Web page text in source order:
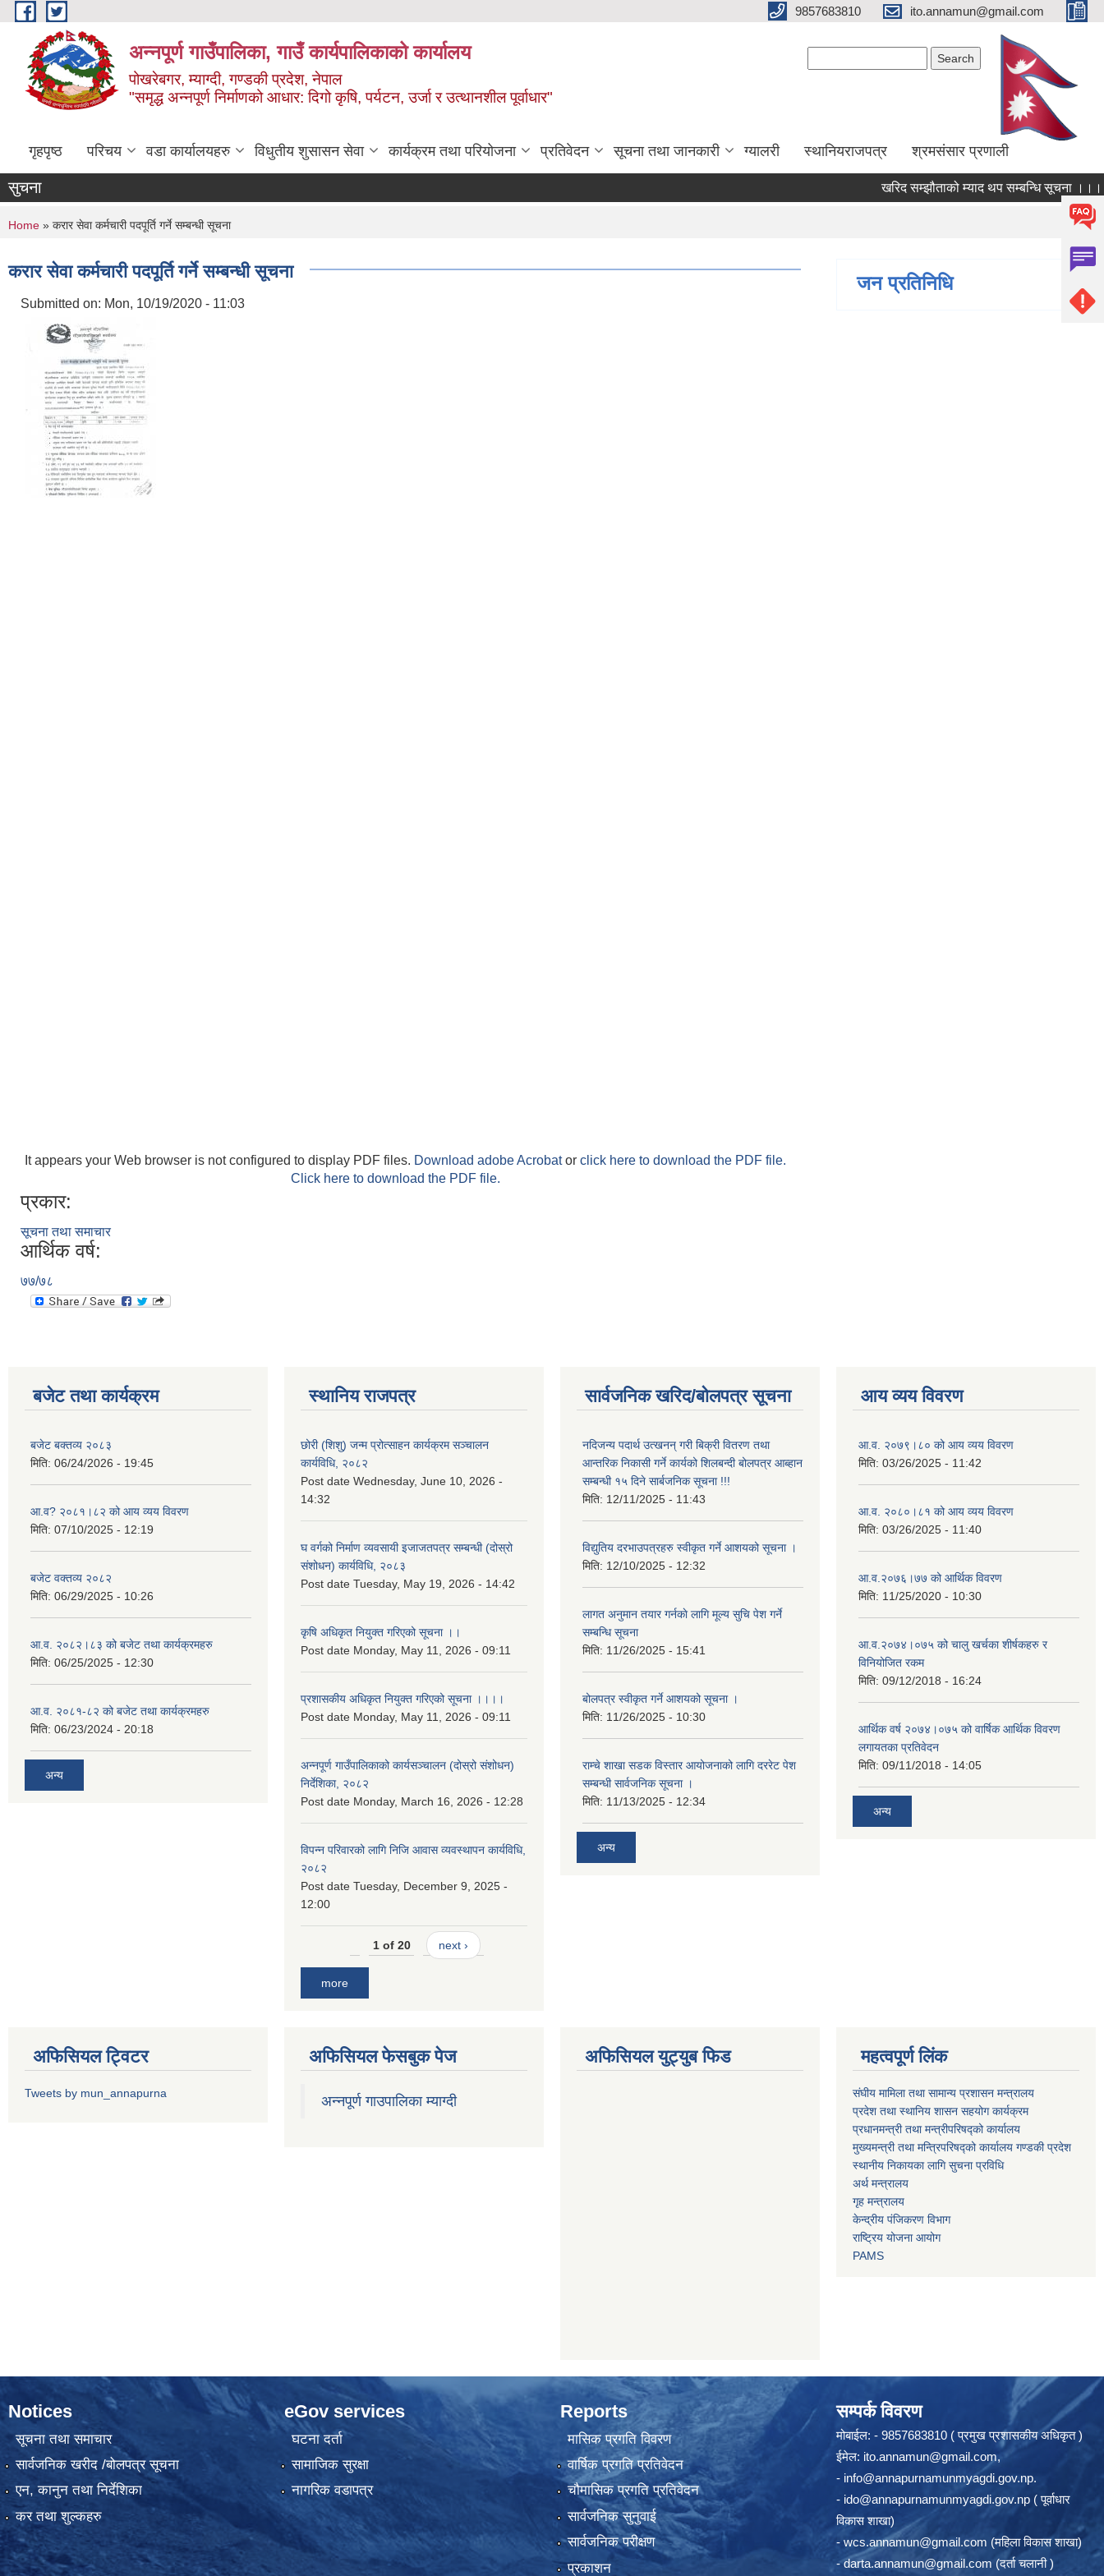
Skip to main content 9857683810 ito.annamun@gmail.com
अन्‍नपूर्ण गाउँपालिका, गाउँ कार्यपालिकाको कार्यालय
पोखरेबगर, म्याग्दी, गण्डकी प्रदेश, नेपाल
"समृद्ध अन्‍नपूर्ण निर्माणको आधार: दिगो कृषि, पर्यटन, उर्जा र उत्थानशील पूर्वाधार"
गृहपृष्ठ परिचय वडा कार्यालयहरु विधुतीय शुसासन सेवा कार्यक्रम तथा परियोजना प्रतिवेदन सूचना तथा जानकारी ग्यालरी स्थानियराजपत्र श्रमसंसार प्रणाली
सुचना खरिद सम्झौताको म्याद थप सम्बन्धि सूचना ।।।
You are here
Home » करार सेवा कर्मचारी पदपूर्ति गर्ने सम्बन्धी सूचना
करार सेवा कर्मचारी पदपूर्ति गर्ने सम्बन्धी सूचना
Submitted on: Mon, 10/19/2020 - 11:03
It appears your Web browser is not configured to display PDF files. Download adobe Acrobator click here to download the PDF file.
Click here to download the PDF file.
प्रकार:
सूचना तथा समाचार
आर्थिक वर्ष:
७७/७८
जन प्रतिनिधि
बजेट तथा कार्यक्रम
बजेट बक्तव्य २०८३
मिति: 06/24/2026 - 19:45
आ.व? २०८१।८२ को आय व्यय विवरण
मिति: 07/10/2025 - 12:19
बजेट वक्तव्य २०८२
मिति: 06/29/2025 - 10:26
आ.व. २०८२।८३ को बजेट तथा कार्यक्रमहरु
मिति: 06/25/2025 - 12:30
आ.व. २०८१-८२ को बजेट तथा कार्यक्रमहरु
मिति: 06/23/2024 - 20:18
अन्य
स्थानिय राजपत्र
छोरी (शिशु) जन्म प्रोत्साहन कार्यक्रम सञ्चालन
कार्यविधि, २०८२
Post date Wednesday, June 10, 2026 -
14:32
घ वर्गको निर्माण व्यवसायी इजाजतपत्र सम्बन्धी (दोस्रो
संशोधन) कार्यविधि, २०८३
Post date Tuesday, May 19, 2026 - 14:42
कृषि अधिकृत नियुक्त गरिएको सूचना ।।
Post date Monday, May 11, 2026 - 09:11
प्रशासकीय अधिकृत नियुक्त गरिएको सूचना ।।।।
Post date Monday, May 11, 2026 - 09:11
अन्नपूर्ण गाउँपालिकाको कार्यसञ्चालन (दोस्रो संशोधन)
निर्देशिका, २०८२
Post date Monday, March 16, 2026 - 12:28
विपन्न परिवारको लागि निजि आवास व्यवस्थापन कार्यविधि,
२०८२
Post date Tuesday, December 9, 2025 -
12:00
1 of 20 next ›
more
सार्वजनिक खरिद/बोलपत्र सूचना
नदिजन्य पदार्थ उत्खनन् गरी बिक्री वितरण तथा
आन्तरिक निकासी गर्ने कार्यको शिलबन्दी बोलपत्र आब्हान
सम्बन्धी १५ दिने सार्बजनिक सूचना !!!
मिति: 12/11/2025 - 11:43
विद्युतिय दरभाउपत्रहरु स्वीकृत गर्ने आशयको सूचना ।
मिति: 12/10/2025 - 12:32
लागत अनुमान तयार गर्नकाे लागि मूल्य सुचि पेश गर्ने
सम्बन्धि सूचना
मिति: 11/26/2025 - 15:41
बोलपत्र स्वीकृत गर्ने आशयको सूचना ।
मिति: 11/26/2025 - 10:30
राम्चे शाखा सडक विस्तार आयोजनाको लागि दररेट पेश
सम्बन्धी सार्वजनिक सूचना ।
मिति: 11/13/2025 - 12:34
अन्य
आय व्यय विवरण
आ.व. २०७९।८० को आय व्यय विवरण
मिति: 03/26/2025 - 11:42
आ.व. २०८०।८१ को आय व्यय विवरण
मिति: 03/26/2025 - 11:40
आ.व.२०७६।७७ को आर्थिक विवरण
मिति: 11/25/2020 - 10:30
आ.व.२०७४।०७५ को चालु खर्चका शीर्षकहरु र
विनियोजित रकम
मिति: 09/12/2018 - 16:24
आर्थिक वर्ष २०७४।०७५ को वार्षिक आर्थिक विवरण
लगायतका प्रतिवेदन
मिति: 09/11/2018 - 14:05
अन्य
अफिसियल ट्विटर
Tweets by mun_annapurna
अफिसियल फेसबुक पेज
अन्नपूर्ण गाउपालिका म्याग्दी
अफिसियल युट्युब फिड महत्वपूर्ण लिंक
संघीय मामिला तथा सामान्य प्रशासन मन्त्रालय
प्रदेश तथा स्थानिय शासन सहयोग कार्यक्रम
प्रधानमन्त्री तथा मन्त्रीपरिषद्को कार्यालय
मुख्यमन्त्री तथा मन्त्रिपरिषद्को कार्यालय गण्डकी प्रदेश
स्थानीय निकायका लागि सुचना प्रविधि
अर्थ मन्त्रालय
गृह मन्त्रालय
केन्द्रीय पंजिकरण विभाग
राष्ट्रिय योजना आयोग
PAMS
Notices
सूचना तथा समाचार
सार्वजनिक खरीद /बोलपत्र सूचना
एन, कानुन तथा निर्देशिका
कर तथा शुल्कहरु
eGov services
घटना दर्ता
सामाजिक सुरक्षा
नागरिक वडापत्र
Reports
मासिक प्रगति विवरण
वार्षिक प्रगति प्रतिवेदन
चौमासिक प्रगति प्रतिवेदन
सार्वजनिक सुनुवाई
सार्वजनिक परीक्षण
प्रकाशन
सम्पर्क विवरण
मोबाईल: - 9857683810 ( प्रमुख प्रशासकीय अधिकृत )
ईमेल: ito.annamun@gmail.com,
- info@annapurnamunmyagdi.gov.np.
- ido@annapurnamunmyagdi.gov.np ( पूर्वाधार
विकास शाखा)
- wcs.annamun@gmail.com (महिला विकास शाखा)
-darta.annamun@gmail.com (दर्ता चलानी )